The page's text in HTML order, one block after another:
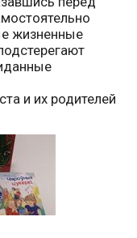
жизненные
и их родителей